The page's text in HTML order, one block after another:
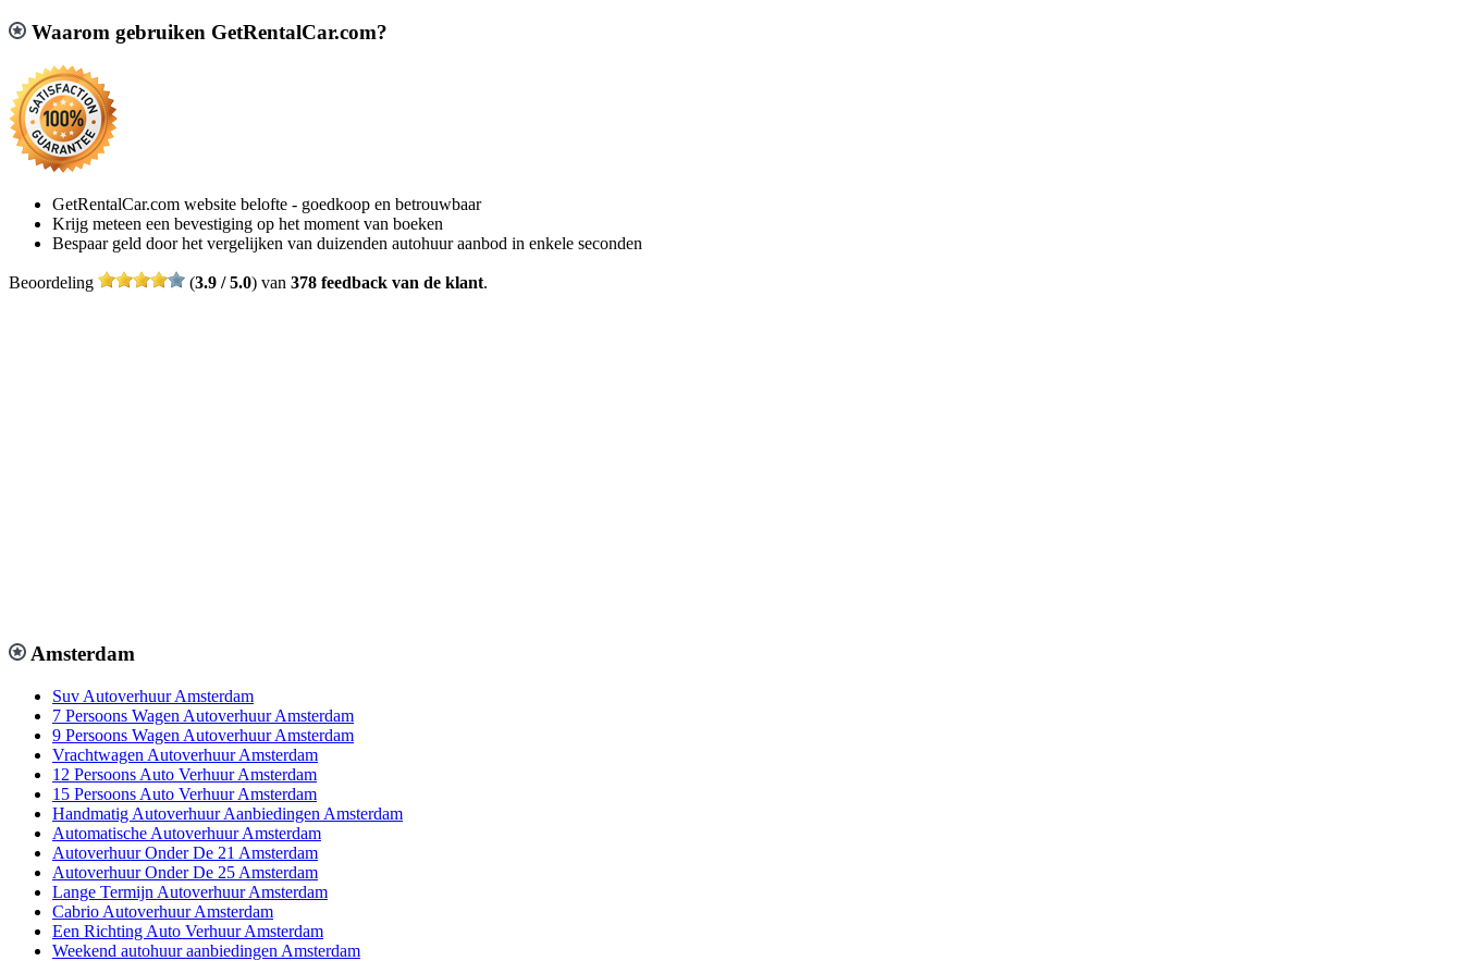
Waarom gebruiken GetRentalCar.com?
GetRentalCar.com website belofte - goedkoop en betrouwbaar
Krijg meteen een bevestiging op het moment van boeken
Bespaar geld door het vergelijken van duizenden autohuur aanbod in enkele seconden
Beoordeling (3.9 / 5.0) van 378 feedback van de klant.
Amsterdam
Suv Autoverhuur Amsterdam
7 Persoons Wagen Autoverhuur Amsterdam
9 Persoons Wagen Autoverhuur Amsterdam
Vrachtwagen Autoverhuur Amsterdam
12 Persoons Auto Verhuur Amsterdam
15 Persoons Auto Verhuur Amsterdam
Handmatig Autoverhuur Aanbiedingen Amsterdam
Automatische Autoverhuur Amsterdam
Autoverhuur Onder De 21 Amsterdam
Autoverhuur Onder De 25 Amsterdam
Lange Termijn Autoverhuur Amsterdam
Cabrio Autoverhuur Amsterdam
Een Richting Auto Verhuur Amsterdam
Weekend autohuur aanbiedingen Amsterdam